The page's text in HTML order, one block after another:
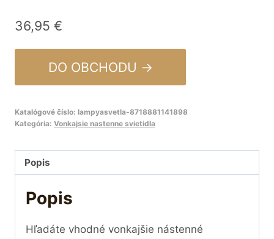
36,95 €
DO OBCHODU →
Katalógové číslo: lampyasvetla-8718881141898
Kategória: Vonkajsie nastenne svietidla
Popis
Popis
Hľadáte vhodné vonkajšie nástenné